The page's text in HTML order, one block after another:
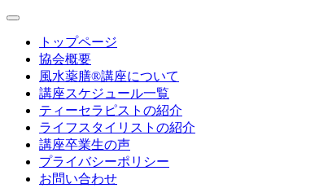
toggle
navigationトップページ
協会概要
風水薬膳®講座について
講座スケジュール一覧
ティーセラピストの紹介
ライフスタイリストの紹介
講座卒業生の声
プライバシーポリシー
お問い合わせ